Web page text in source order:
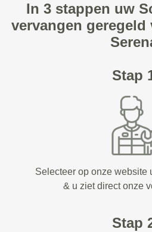
In 3 stappen uw
vervangen
Stap
Selecteer op onze website
& u ziet direct onze
Stap